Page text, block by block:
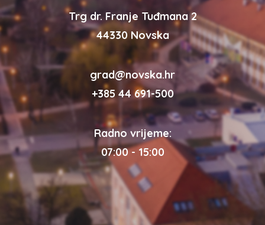
Trg dr. Franje Tuđmana 2
44330 Novska
grad@novska.hr
+385 44 691-500
Radno vrijeme:
07:00 - 15:00